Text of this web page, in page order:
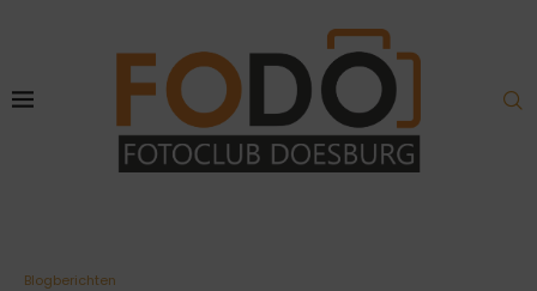
Blogberichten